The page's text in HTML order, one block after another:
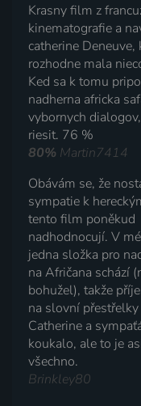
Krasny film z
kinematografie a
catherine Deneuve,
rozhodne mala
Ked sa k tomu
nadherna africka
vybornych
riesit. 76 %
80% Martin7414
Obávám se, že
sympatie k
tento film poněkud
nadhodnocují. V
jedna složka pro
na Afričana schází
bohužel), takže
na slovní
Catherine a
koukalo, ale to je
všechno.
Brinkley80